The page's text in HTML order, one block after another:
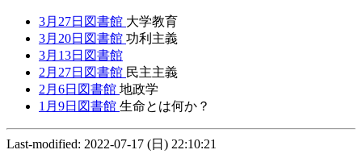
3月27日図書館 大学教育
3月20日図書館 功利主義
3月13日図書館
2月27日図書館 民主主義
2月6日図書館 地政学
1月9日図書館 生命とは何か？
Last-modified: 2022-07-17 (日) 22:10:21